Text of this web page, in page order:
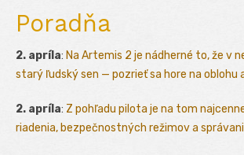
Poradňa
2. apríla: Na Artemis 2 je nádherné to, že v
starý ľudský sen — pozrieť sa hore na oblohu
2. apríla: Z pohľadu pilota je na tom
riadenia, bezpečnostných režimov a